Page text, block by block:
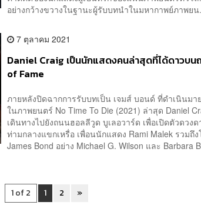
อย่างกว้างขวางในฐานะผู้รับบทนำในมหากาพย์ภาพยน
7 ตุลาคม 2021
Daniel Craig เป็นนักแสดงคนล่าสุดที่ได้ดาวบ
of Fame
ภายหลังปิดฉากการรับบทเป็น เจมส์ บอนด์ ที่ดำเนินมา
ในภาพยนตร์ No Time To Die (2021) ล่าสุด Daniel
เดินทางไปยังถนนฮอลลีวูด บูเลอวาร์ด เพื่อเปิดตัวดวง
ท่ามกลางแขกเหรื่อ เพื่อนนักแสดง Rami Malek รวมถึ
James Bond อย่าง Michael G. Wilson และ Barbara
1 of 2 1 2 »